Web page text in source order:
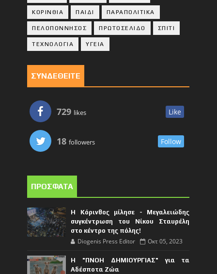
ΚΟΡΙΝΘΙA ΠΑΙΔΙ ΠΑΡΑΠΟΛΙΤΙΚΑ
ΠΕΛΟΠΟΝΝΗΣΟΣ ΠΡΩΤΟΣΕΛΙΔΟ ΣΠΙΤΙ
ΤΕΧΝΟΛΟΓΙΑ ΥΓΕΙΑ
ΣΥΝΔΕΘΕΙΤΕ
729 likes Like
18 followers Follow
ΠΡΟΣΦΑΤΑ
Η Κόρινθος μίλησε - Μεγαλειώδης
συγκέντρωση του Νίκου Σταυρέλη
στο κέντρο της πόλης!
Diogenis Press Editor Οκτ 05, 2023
Η "ΠΝΟΗ ΔΗΜΙΟΥΡΓΙΑΣ" για τα
Αδέσποτα Ζώα